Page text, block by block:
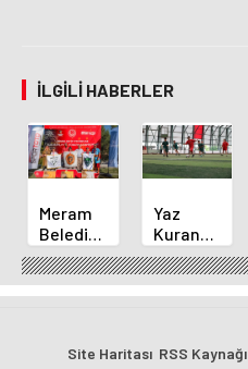
İLGILI HABERLER
Meram
Belediyespor
Okçuları
Türkiye
Şampiyonası'ndan
Yaz
Kuran
Kursu
Öğrencileri
Futbol
Site Haritası RSS Kaynağı